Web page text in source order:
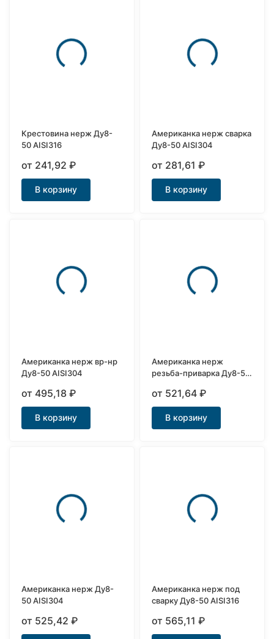
Крестовина нерж Ду8-
50 AISI316
от 241,92₽
В корзину
Американка нерж сварка
Ду8-50 AISI304
от 281,61₽
В корзину
Американка нерж вр-нр
Ду8-50 AISI304
от 495,18₽
В корзину
Американка нерж
резьба-приварка Ду8-50
от 521,64₽
В корзину
Американка нерж Ду8-
50 AISI304
от 525,42₽
Американка нерж под
сварку Ду8-50 AISI316
от 565,11₽